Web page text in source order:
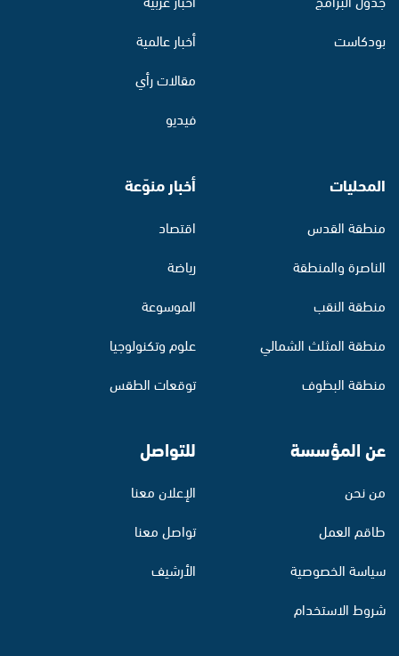
بودكاست
أخبار عالمية
مقالات رأي
فيديو
المحليات
منطقة القدس
الناصرة والمنطقة
منطقة النقب
منطقة المثلث الشمالي
منطقة البطوف
أخبار منوّعة
اقتصاد
رياضة
الموسوعة
علوم وتكنولوجيا
توقعات الطقس
عن المؤسسة
من نحن
طاقم العمل
سياسة الخصوصية
شروط الاستخدام
للتواصل
الإعلان معنا
تواصل معنا
الأرشيف